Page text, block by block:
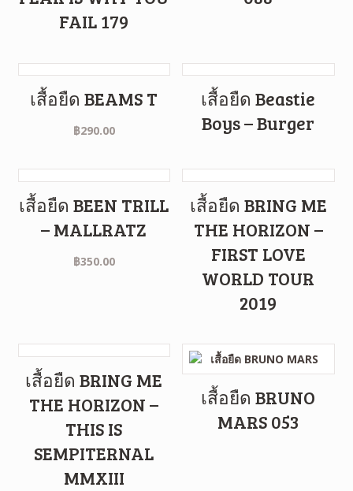
FAIL 179
เสื้อยืด BEAMS T
฿290.00
เสื้อยืด Beastie
Boys – Burger
เสื้อยืด BEEN TRILL
– MALLRATZ
฿350.00
เสื้อยืด BRING ME
THE HORIZON –
FIRST LOVE
WORLD TOUR
2019
เสื้อยืด BRING ME
THE HORIZON –
THIS IS
SEMPITERNAL
MMXIII
เสื้อยืด BRUNO
MARS 053